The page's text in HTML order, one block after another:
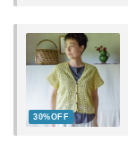
30%OFF